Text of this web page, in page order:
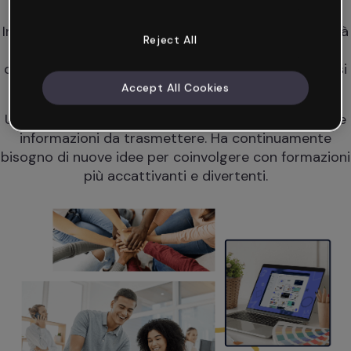
In un team grande come quello di Solly Azar, l'attività
è costante. È essenziale avere un onboarding
divertente per guidare i nuovi assunti e differenziarsi
dalla concorrenza.
Un'altra sfida: il team di formazione interno ha molte
informazioni da trasmettere. Ha continuamente
bisogno di nuove idee per coinvolgere con formazioni
più accattivanti e divertenti.
Reject All
Accept All Cookies